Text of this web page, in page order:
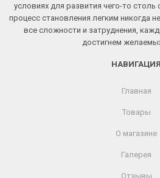
условиях для развития чего-то столь
процесс становления легким никогда
все сложности и затруднения,
достигнем
НАВИГАЦИЯ
Главная
Товары
О магазине
Галерея
Отзывы